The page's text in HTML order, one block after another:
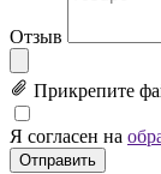
Отзыв
Прикрепите
Я согласен на